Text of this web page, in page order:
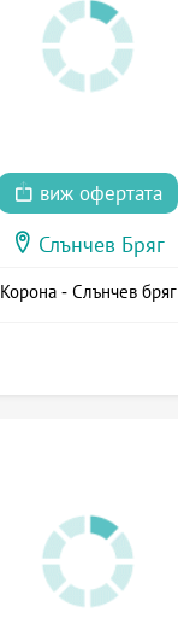
виж офертата
Слънчев Бряг
Корона - Слънчев бряг